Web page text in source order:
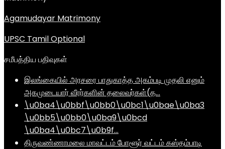
Agamudayar Matrimony
UPSC Tamil Optional
சமீபத்திய பதிவுகள்
இலங்கையில் அரசரை பாதுகாத்த அகம்படி முதலி எனும்
அகமுடையார் வீரர்களின் தலைவர்கள்(த…
\u0ba4\u0bbf\u0bb0\u0bc1\u0bae\u0ba3
\u0bb5\u0bb0\u0ba9\u0bcd
\u0ba4\u0bc7\u0b9f…
திருவண்ணாமலை மாவட்டம் போளூர் வட்டம் கஸ்தம்பாடி